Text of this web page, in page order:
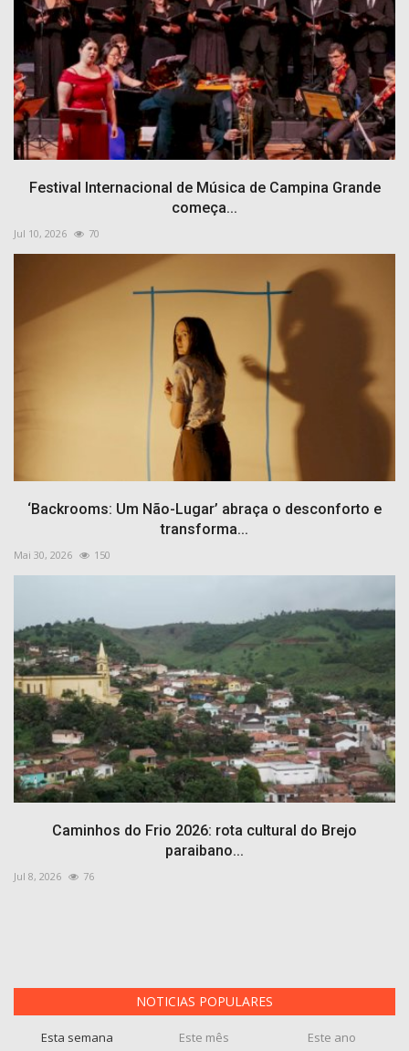
Festival Internacional de Música de Campina Grande
começa...
Jul 10, 2026 70
‘Backrooms: Um Não-Lugar’ abraça o desconforto e
transforma...
Mai 30, 2026 150
Caminhos do Frio 2026: rota cultural do Brejo
paraibano...
Jul 8, 2026 76
NOTICIAS POPULARES
Esta semana Este mês Este ano